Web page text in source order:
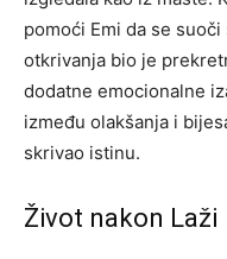
pomoći Emi da se
otkrivanja bio je
dodatne emocionalne
između olakšanja i
skrivao istinu.
Život nakon Laži